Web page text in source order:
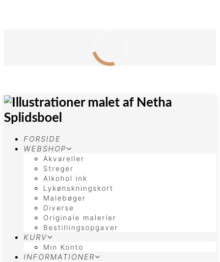
FORSIDE
WEBSHOP
Akvareller
Streger
Alkohol ink
Lykønskningskort
Malebøger
Diverse
Originale malerier
Bestillingsopgaver
KURV
Min Konto
INFORMATIONER